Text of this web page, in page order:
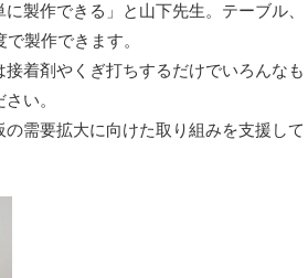
製作できる」と山下先生。テーブル、
製作できます。
着剤やくぎ打ちするだけでいろんなも
い。
需要拡大に向けた取り組みを支援して